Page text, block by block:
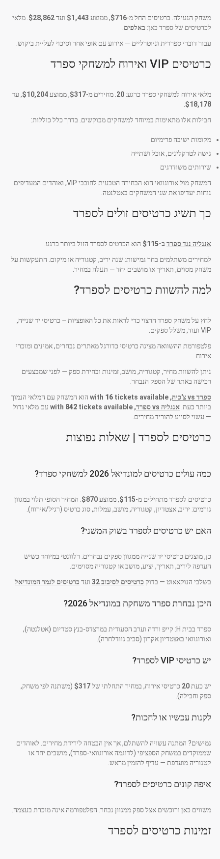
משחק הנעילה. כרטיסים החל מ-$716, ממוצע $1,443 ועד$28,862 . מלאי
לכרטיסים של ספרד כאן: באלפים
עבור דוברי ספרדית וניוטרליים — אירוע עם אופי אחר וסיכוי לעליית ביקוש.
כרטיסים VIP ואירוח למשחקי ספרד
מלאי אירוח למשחקי ספרד כרגע: 20 . מחירים מ-$317, ממוצע$10,204, עד
$18,178
חבילות אלו מתאימות במיוחד למשחקים מבוקשים. בדרך כלל כוללות:
מקומות ישיבה פרימיום
גישה לטרקלינים, אוכל ושתייה
שירותים משודרגים
המשחק מול אורוגוואי הוא הבחירה הטבעית לחובבי VIP, ואוהדים המעדיפים
נוחות יעדיפו את שני המשחקים באטלנטה.
כך תשיג כרטיסים זולים לספרד
אנגליה נגד ספרדב-$115 הוא הכרטיס לספרד הזול ביותר כרגע.
למחירים משתלמים בחר גמישות: שנה יריב, קטגוריה או מיקום. התעקשות על
משחק מסוים, תאריך או מושבים יחד — תעלה במחיר.
למה להשוות כרטיסים לספרד?
לחץ על משחק ספרד הרצוי כדי לראות את כל האופציות – כרטיסי יד שנייה,
VIP ועוד, משלל ספקים.
פלטפורמת ההשוואה מציגה כרטיסי כדורגל מאתרים נבחרים, אמינים ומוכרי
אירוח.
ניתן להשוות מחיר, קטגוריה, מושב, זמינות ובחירת ספק — לפני שמבצעים
רכישה באתר של הספק הנבחר.
ספרד vs צ'כיה
, with
16 tickets available
הוא המשחק עם המלאי הנמוך
ביותר כעת. אנגליה vs ספרד , with
842 tickets available
עם מלאי גדול
— עשוי לסייע להוריד מחירים.
כרטיסים לספרד | שאלות נפוצות
כמה עולים כרטיסים למונדיאל 2026 למשחקי ספרד?
כרטיסים לספרד מתחילים מ-$115, ממוצע$870 . המחיר הסופי תלוי במגוון
גורמים: יריב, אצטדיון, קטגוריה, מושב, עמלות, סוג כרטיס (רגיל/אירוח).
האם יש כרטיסים לספרד בשוק המשני?
כן, מוצגים כרטיסי יד שנייה ממגוון ספקים נבחרים. רלוונטי במיוחד כשיש
העדפה ליריב, תאריך, יציע, מושב או קטגוריה מסוימים.
בשלבי הנוקאאוט — בדוק כרטיסים לסיבוב 32 ועד כרטיסים לגמר המונדיאל
היכן נבחרת ספרד משחקת במונדיאל 2026?
ספרד בבית H: קייפ ורדה וערב הסעודית במרצדס-בנץ סטדיום (אטלנטה),
ואורוגוואי באצטדיון אקרון (סביב גוודלחרה).
יש כרטיסי VIP לספרד?
יש כעת 20 כרטיסי אירוח, במחיר התחלתי של$317 (משתנה לפי משחק,
ספק וחבילה).
לקנות עכשיו או לחכות?
גמישים? המתנה עשויה להשתלם, אך אין הבטחה לירידת מחירים. לאוהדים
שממוקדים במשחק הספציפי (לדוגמה אורוגוואי-ספרד), מושבים יחד או
קטגוריה מועדפת — עדיף להזמין מראש.
איפה קונים כרטיסים לספרד?
משווים כאן ורוכשים אצל ספק ממגוון נבחר. הפלטפורמה אינה מוכרת בעצמה.
זמינות כרטיסים לספרד